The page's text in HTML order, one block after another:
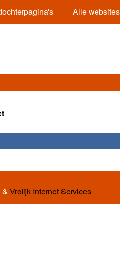
Alle websites
& Vrolijk Internet Services